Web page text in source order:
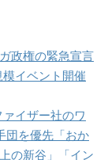
政権の緊急宣言
イベント開催
イザー社のワ
団を優先「おか
の新谷」「イン